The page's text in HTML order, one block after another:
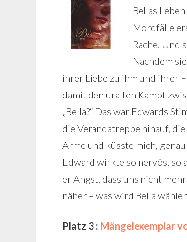
Bellas
Mordfälle
Rache. Und
Nachdem
ihrer Liebe zu ihm und ihrer
damit den uralten Kampf
„Bella?“ Das war Edwards
die Verandatreppe hinauf,
Arme und küsste mich,
Edward wirkte so nervös, so
er Angst, dass uns nicht
näher – was wird Bella
Platz 3 : Mängelexemplar